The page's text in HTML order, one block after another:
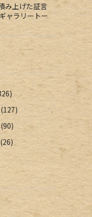
み上げた証言
ャラリートー
127
90
26